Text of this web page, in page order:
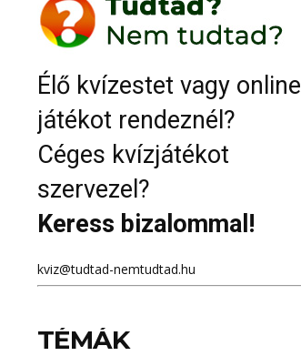
Élő kvízestet vagy online
játékot rendeznél?
Céges kvízjátékot
szervezel?
Keress bizalommal!
kviz@tudtad-nemtudtad.hu
TÉMÁK